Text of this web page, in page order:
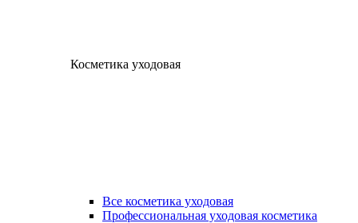
Косметика уходовая
Все косметика уходовая
Профессиональная уходовая косметика